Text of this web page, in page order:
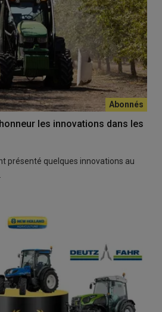
les innovations dans les
présenté quelques innovations au